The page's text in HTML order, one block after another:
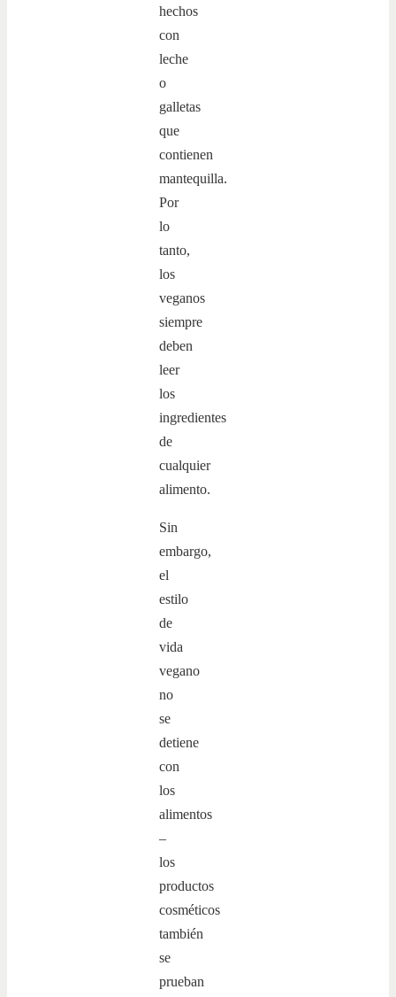
hechos
con
leche
o
galletas
que
contienen
mantequilla.
Por
lo
tanto,
los
veganos
siempre
deben
leer
los
ingredientes
de
cualquier
alimento.
Sin
embargo,
el
estilo
de
vida
vegano
no
se
detiene
con
los
alimentos
–
los
productos
cosméticos
también
se
prueban